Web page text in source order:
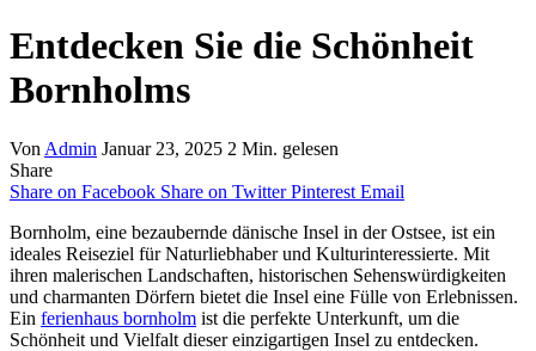
Entdecken Sie die Schönheit
Bornholms
Von Admin Januar 23, 2025 2 Min. gelesen
Share
Share on Facebook Share on Twitter Pinterest Email
Bornholm, eine bezaubernde dänische Insel in der Ostsee, ist ein
ideales Reiseziel für Naturliebhaber und Kulturinteressierte. Mit
ihren malerischen Landschaften, historischen Sehenswürdigkeiten
und charmanten Dörfern bietet die Insel eine Fülle von Erlebnissen.
Ein ferienhaus bornholm ist die perfekte Unterkunft, um die
Schönheit und Vielfalt dieser einzigartigen Insel zu entdecken.